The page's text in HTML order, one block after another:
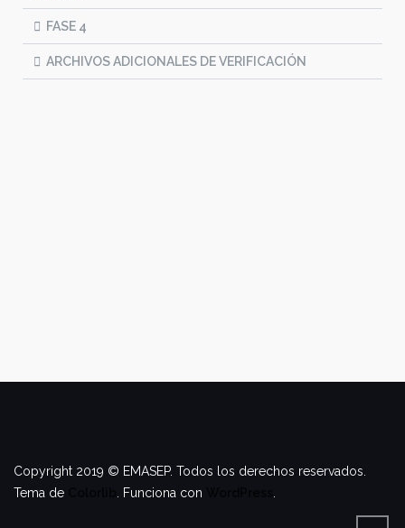
FASE 4
ARCHIVOS ADICIONALES DE VERIFICACIÓN
Copyright 2019 © EMASEP. Todos los derechos reservados.
Tema de
. Funciona con